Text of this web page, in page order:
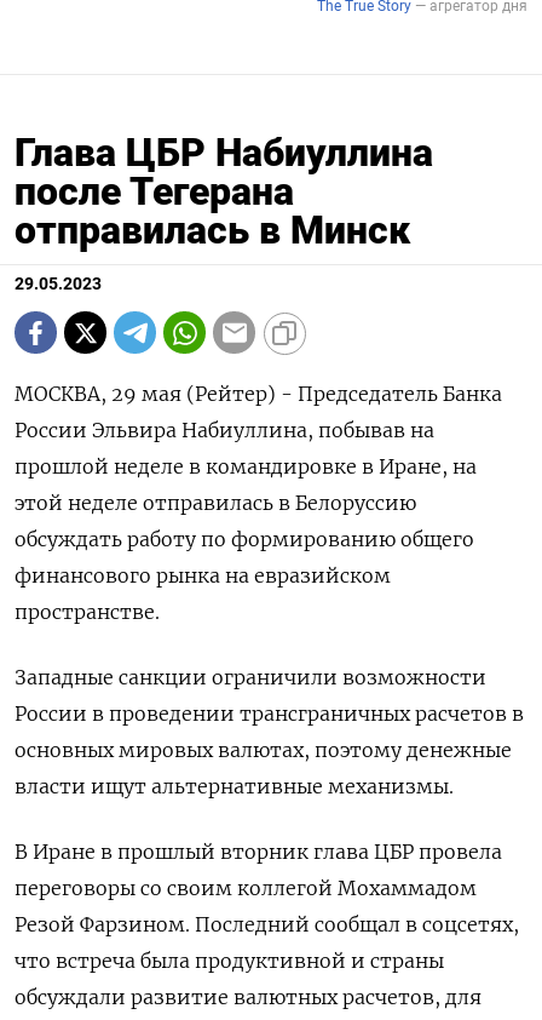
Глава ЦБР Набиуллина
после Тегерана
отправилась в Минск
29.05.2023
МОСКВА, 29 мая (Рейтер) - Председатель Банка
России Эльвира Набиуллина, побывав на
прошлой неделе в командировке в Иране, на
этой неделе отправилась в Белоруссию
обсуждать работу по формированию общего
финансового рынка на евразийском
пространстве.
Западные санкции ограничили возможности
России в проведении трансграничных расчетов в
основных мировых валютах, поэтому денежные
власти ищут альтернативные механизмы.
В Иране в прошлый вторник глава ЦБР провела
переговоры со своим коллегой Мохаммадом
Резой Фарзином. Последний сообщал в соцсетях,
что встреча была продуктивной и страны
обсуждали развитие валютных расчетов, для